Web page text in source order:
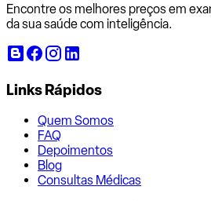
Encontre os melhores preços em
da sua saúde com inteligência.
Links Rápidos
Quem Somos
FAQ
Depoimentos
Blog
Consultas Médicas